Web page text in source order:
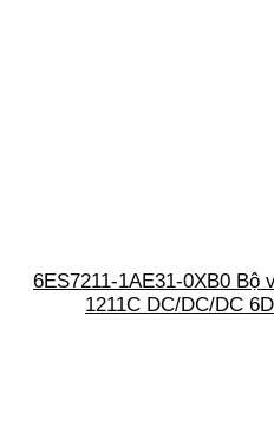
6ES7211-1AE31-0XB0 Bộ
1211C DC/DC/DC